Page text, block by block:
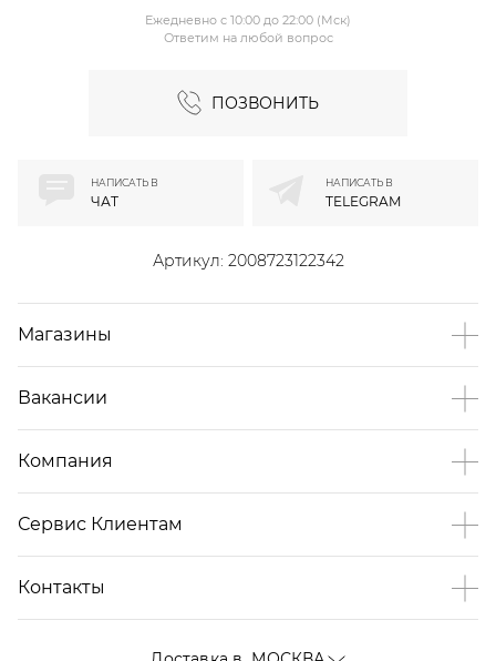
ПОЗВОНИТЬ
Ежедневно с 10:00 до 22:00 (Мск)
Ответим на любой вопрос
Артикул: 2008723122342
НАПИСАТЬ В
ЧАТ
НАПИСАТЬ В
TELEGRAM
Магазины
Вакансии
Компания
Сервис Клиентам
Контакты